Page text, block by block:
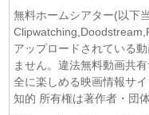
(06/08) 乙女ゲー世界は
(06/08)チョッちゃん 第
(06/08) ひまわり 第94話
(06/08)マッサン 第18話
(06/08)風、薫る 第94話
(06/08)君は夏のなか 第6
無料ホームシアター(以下
アップロードされている
ません。違法無料動画共
全に楽しめる映画情報サ
知的 所有権は著作者・団